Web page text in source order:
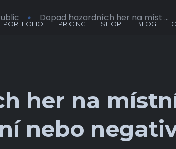
PORTFOLIO PRICING SHOP BLOG
Dopad hazardních her na míst ...
her na
nebo